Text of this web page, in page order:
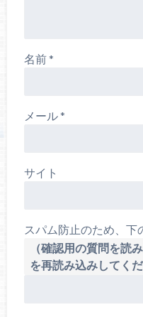
名前*
メール*
サイト
スパム防止のため、下
（確認用の質問を読
を再読み込みしてくだ